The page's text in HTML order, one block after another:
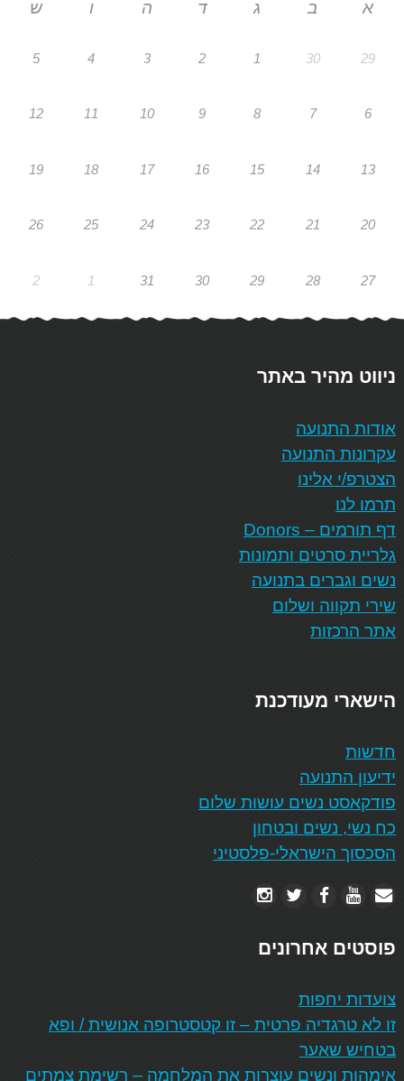
א ב ג ד ה ו ש
29
30
1
2
3
4
5
6
7
8
9
10
11
12
13
14
15
16
17
18
19
20
21
22
23
24
25
26
27
28
29
30
31
1
2
ניווט מהיר באתר
אודות התנועה
עקרונות התנועה
הצטרפ/י אלינו
תרמו לנו
דף תורמים – Donors
גלריית סרטים ותמונות
נשים וגברים בתנועה
שירי תקווה ושלום
אתר הרכזות
הישארי מעודכנת
חדשות
ידיעון התנועה
פודקאסט נשים עושות שלום
כח נשי, נשים ובטחון
הסכסוך הישראלי-פלסטיני
פוסטים אחרונים
צועדות יחפות
זו לא טרגדיה פרטית – זו קטסטרופה אנושית / ופא
בטחיש שאער
אימהות ונשים עוצרות את המלחמה – רשימת צמתים